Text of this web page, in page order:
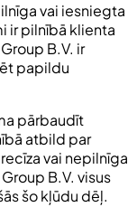
vai iesniegta
ir pilnībā klienta
B.V. ir
papildu
pārbaudīt
atbild par
vai nepilnīga
B.V. visus
šo kļūdu dēļ.